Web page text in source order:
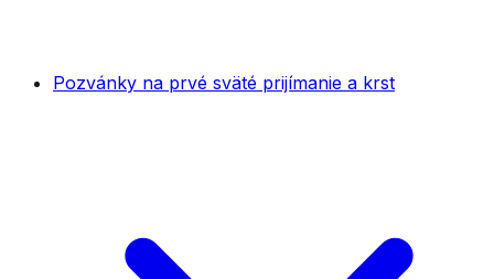
Pozvánky na prvé sväté prijímanie a krst